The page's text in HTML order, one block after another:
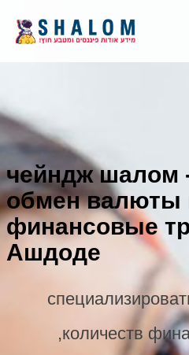
чейндж шалом
обмен валюты
финансовые
Ашдоде
количеств